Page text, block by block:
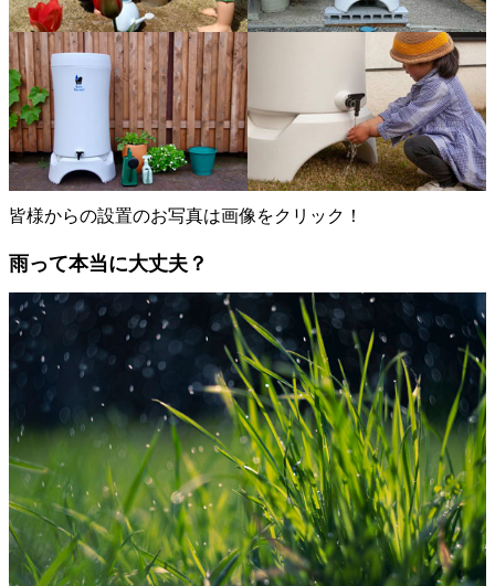
皆様からの設置のお写真は画像をクリック！
雨って本当に大丈夫？